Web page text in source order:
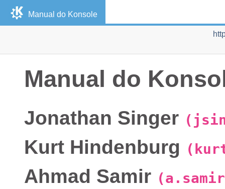
Manual do Konsole
Manual do
Jonathan Singer
Kurt Hindenburg
Ahmad Samir